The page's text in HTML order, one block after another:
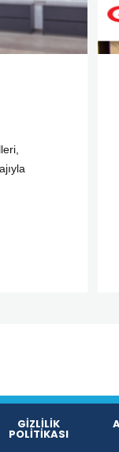
GİZLİLİK
POLİTİKASI